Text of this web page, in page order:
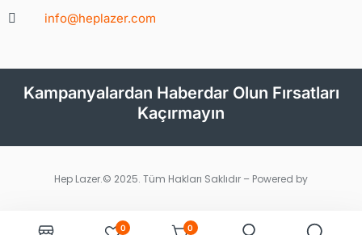
info@heplazer.com
Kampanyalardan Haberdar Olun Fırsatları
Kaçırmayın
Hep Lazer.© 2025. Tüm Hakları Saklıdır – Powered by
0 0